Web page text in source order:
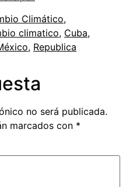
Climático,
climatico, Cuba,
, Republica
no será publicada.
marcados con *